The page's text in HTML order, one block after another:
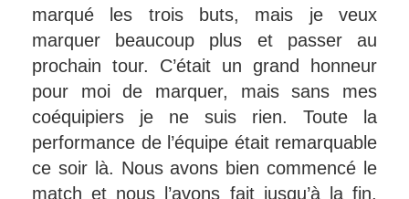
marqué les trois buts, mais je veux
marquer beaucoup plus et passer au
prochain tour. C’était un grand honneur
pour moi de marquer, mais sans mes
coéquipiers je ne suis rien. Toute la
performance de l’équipe était remarquable
ce soir là. Nous avons bien commencé le
match et nous l’avons fait jusqu’à la fin,